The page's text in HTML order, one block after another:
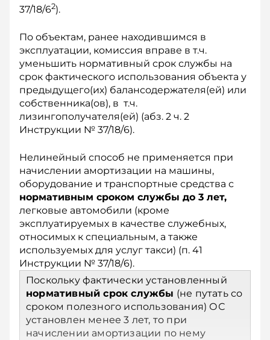
37/18/62).
По объектам, ранее находившимся в
эксплуатации, комиссия вправе в т.ч.
уменьшить нормативный срок службы на
срок фактического использования объекта у
предыдущего(их) балансодержателя(ей) или
собственника(ов), в т.ч.
лизингополучателя(ей) (абз. 2 ч. 2
Инструкции № 37/18/6).
Нелинейный способ не применяется при
начислении амортизации на машины,
оборудование и транспортные средства с
нормативным сроком службы до 3 лет,
легковые автомобили (кроме
эксплуатируемых в качестве служебных,
относимых к специальным, а также
используемых для услуг такси) (п. 41
Инструкции № 37/18/6).
Поскольку фактически установленный
нормативный срок службы (не путать со
сроком полезного использования) ОС
установлен менее 3 лет, то при
начислении амортизации по нему